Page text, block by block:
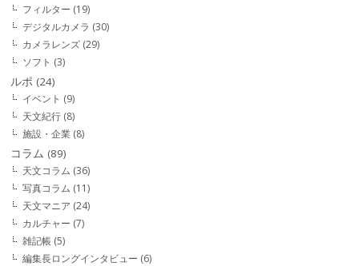
フィルター (19)
デジタルカメラ (30)
カメラレンズ (29)
ソフト (3)
ルポ (24)
イベント (9)
天文紀行 (8)
施設・企業 (8)
コラム (89)
天文コラム (36)
写真コラム (11)
天文マニア (24)
カルチャー (7)
雑記帳 (5)
編集長ロングインタビュー (6)